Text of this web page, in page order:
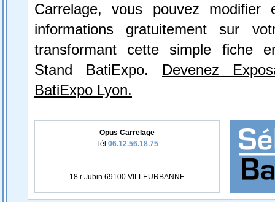
Carrelage, vous pouvez modifier
informations gratuitement sur
transformant cette simple fiche
Stand BatiExpo. Devenez
BatiExpo Lyon.
Opus Carrelage
Tél 06.12.56.18.75
18 r Jubin 69100 VILLEURBANNE